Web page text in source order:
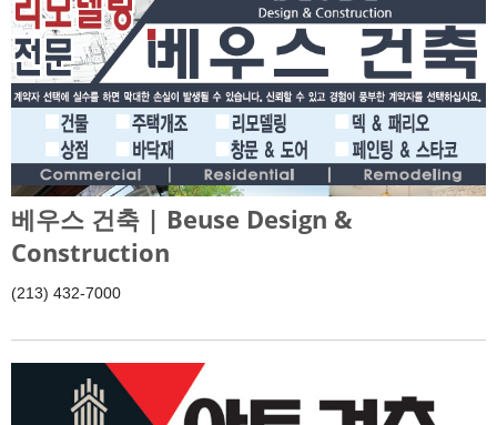
베우스 건축 | Beuse Design &
Construction
(213) 432-7000